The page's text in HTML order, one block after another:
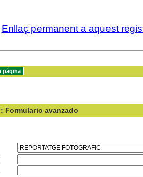
Enllaç permanent a aquest
: Formulario avanzado